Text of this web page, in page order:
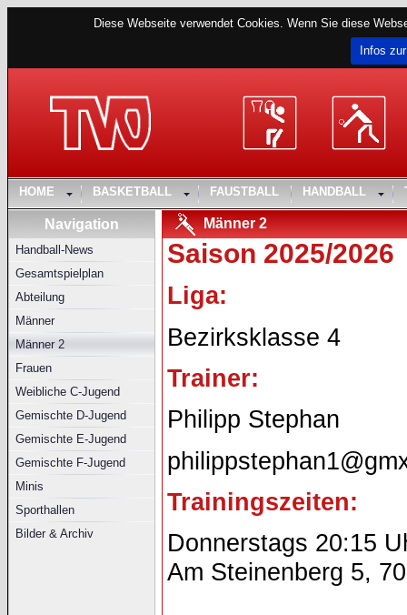
Diese Webseite verwendet Cookies. Wenn Sie diese
Infos
HOME BASKETBALL FAUSTBALL HANDBALL
Navigation
Handball-News
Gesamtspielplan
Abteilung
Männer
Männer 2
Frauen
Weibliche C-Jugend
Gemischte D-Jugend
Gemischte E-Jugend
Gemischte F-Jugend
Minis
Sporthallen
Bilder & Archiv
Männer 2
Saison 2025/2026
Liga:
Bezirksklasse 4
Trainer:
Philipp Stephan
Trainingszeiten:
Donnerstags 20:15
Am Steinenberg 5,